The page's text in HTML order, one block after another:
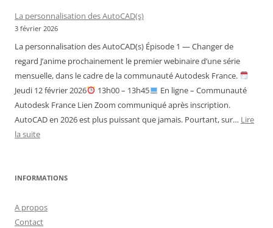
d’AutoCAD
La personnalisation des AutoCAD(s)
3 février 2026
La personnalisation des AutoCAD(s) Épisode 1 — Changer de
regard J’anime prochainement le premier webinaire d’une série
mensuelle, dans le cadre de la communauté Autodesk France.
Jeudi 12 février 2026
13h00 – 13h45
En ligne – Communauté
Autodesk France Lien Zoom communiqué après inscription.
AutoCAD en 2026 est plus puissant que jamais. Pourtant, sur… Lire
la suite:
des
INFORMATIONS
A propos
Contact